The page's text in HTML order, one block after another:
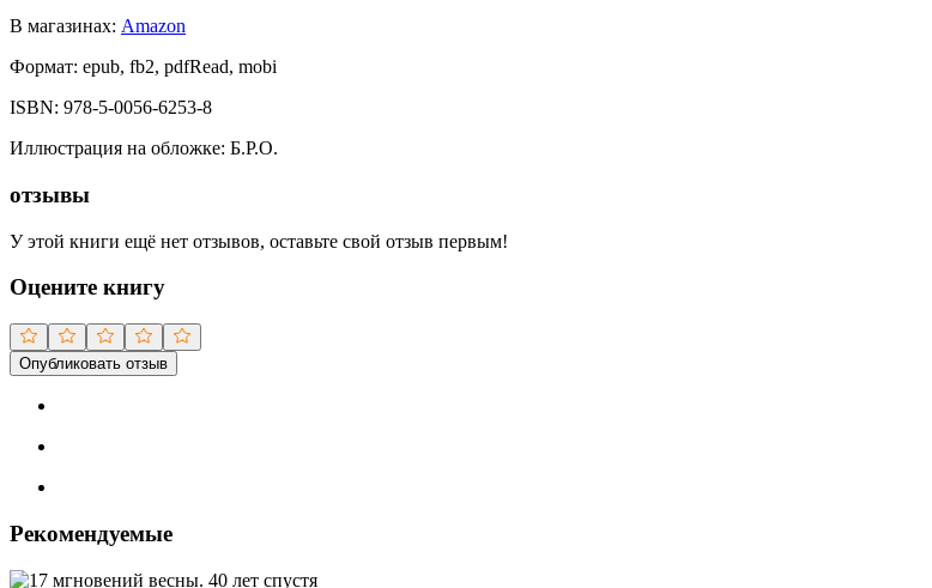
В магазинах: Amazon
Формат: epub, fb2, pdfRead, mobi
ISBN: 978-5-0056-6253-8
Иллюстрация на обложке: Б.Р.О.
отзывы
У этой книги ещё нет отзывов, оставьте свой отзыв первым!
Оцените книгу
Опубликовать отзыв
Рекомендуемые